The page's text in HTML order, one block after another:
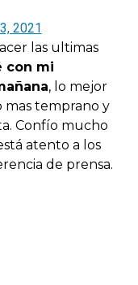
2021
las ultimas
con mi
, lo mejor
mas temprano y
Confío mucho
atento a los
de prensa.